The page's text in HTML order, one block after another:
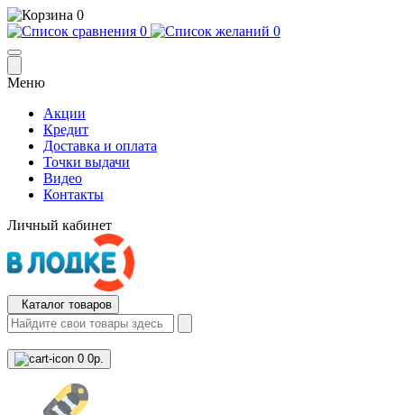
0
0
0
Меню
Акции
Кредит
Доставка и оплата
Точки выдачи
Видео
Контакты
Личный кабинет
Каталог товаров
0 0р.